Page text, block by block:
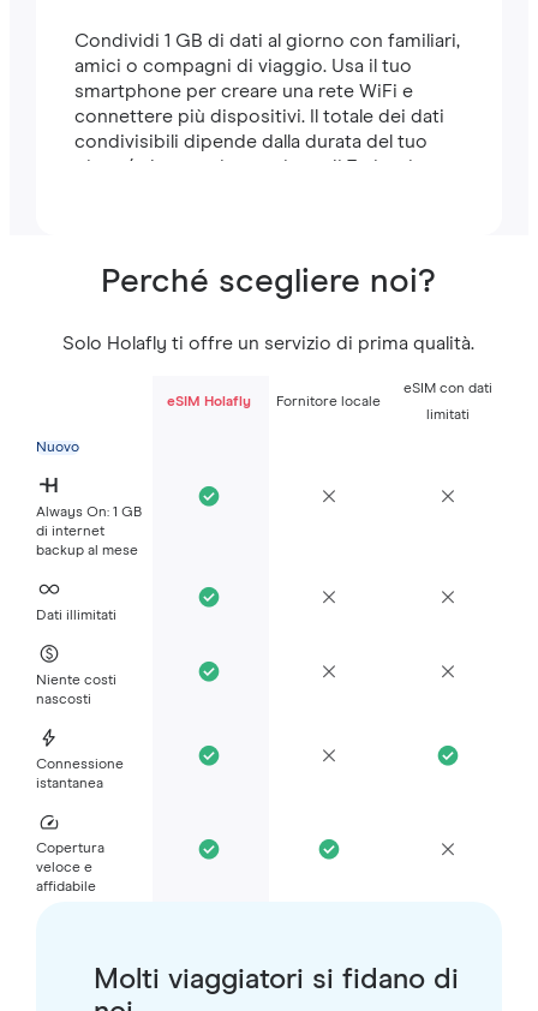
Condividi 1 GB di dati al giorno con familiari,
amici o compagni di viaggio. Usa il tuo
smartphone per creare una rete WiFi e
connettere più dispositivi. Il totale dei dati
condivisibili dipende dalla durata del tuo
piano (ad esempio, un piano di 7 giorni
Perché scegliere noi?
Solo Holafly ti offre un servizio di prima qualità.
eSIM Holafly Fornitore locale
eSIM con dati
limitati
Nuovo
Always On: 1 GB
di internet
backup al mese
Dati illimitati
Niente costi
nascosti
Connessione
istantanea
Copertura
veloce e
affidabile
Molti viaggiatori si fidano di